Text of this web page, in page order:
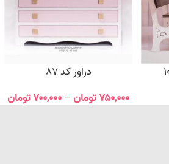
دراور کد 87
۷۵۰,۰۰۰تومان–۷۰۰,۰۰۰تومان